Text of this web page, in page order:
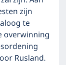
zijn
te
overwinning
Rusland.